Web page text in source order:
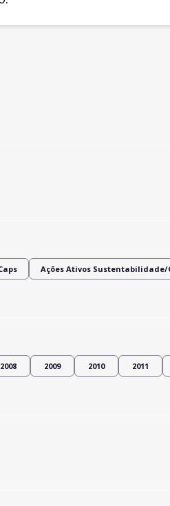
Ações Ativos Sustentabilidade/
2008 2009 2010 2011